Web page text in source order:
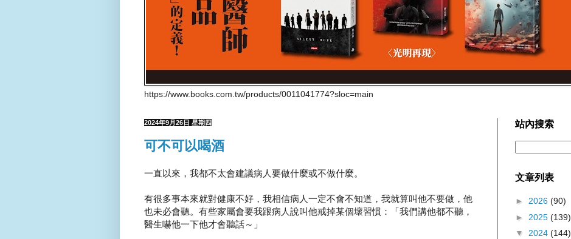
https://www.books.com.tw/products/0011041774?sloc=main
2024年9月26日 星期四
可不可以喝酒
一直以來，我都不太會建議病人要做什麼或不做什麼。
有很多事本來就對健康不好，我相信病人一定不會不知道，我就算叫他不要做，他
也未必會聽。有些家屬會要我跟病人說叫他戒掉某個壞習慣：「我們講他都不聽，
醫生嚇他一下他才會聽話～」
站內搜索
文章列表
► 2026 (90)
► 2025 (139)
▼ 2024 (144)